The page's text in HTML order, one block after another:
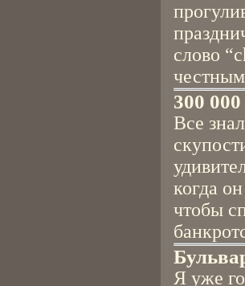
слово
300 000
Все
когда
чтобы
Я уже